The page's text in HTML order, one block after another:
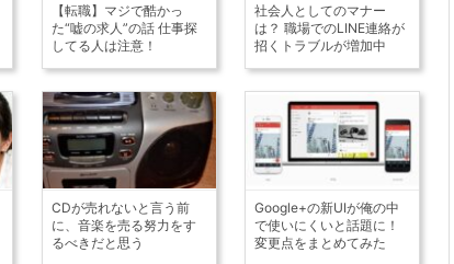
【転職】マジで酷かっ
た“嘘の求人”の話 仕事探
してる人は注意！
社会人としてのマナー
は？ 職場でのLINE連絡が
招くトラブルが増加中
CDが売れないと言う前
に、音楽を売る努力をす
るべきだと思う
Google+の新UIが俺の中
で使いにくいと話題に！
変更点をまとめてみた